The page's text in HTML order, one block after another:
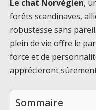
Le chat Norvégien,
forêts scandinaves,
robustesse sans
plein de vie offre le
force et de
apprécieront
Sommaire